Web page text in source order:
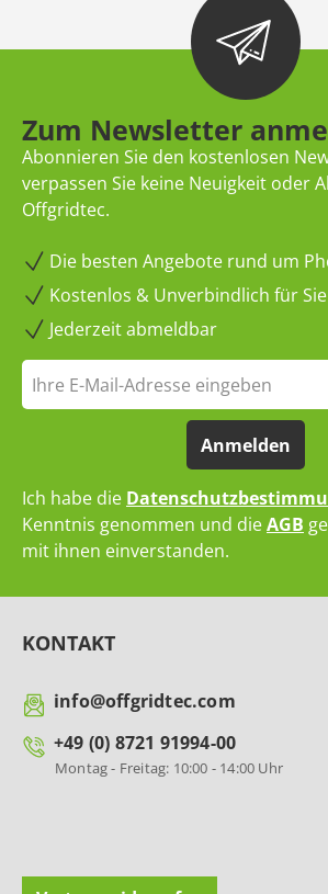
Zum Newsletter
Abonnieren Sie den kostenlosen
verpassen Sie keine Neuigkeit oder
Offgridtec.
Die besten Angebote rund um
Kostenlos & Unverbindlich für Sie
Jederzeit abmeldbar
Anmelden
Ich habe die
Kenntnis genommen und dieAGB
mit ihnen einverstanden.
KONTAKT
info@offgridtec.com
+49 (0) 8721 91994-00
Montag - Freitag: 10:00 - 14:00 Uhr